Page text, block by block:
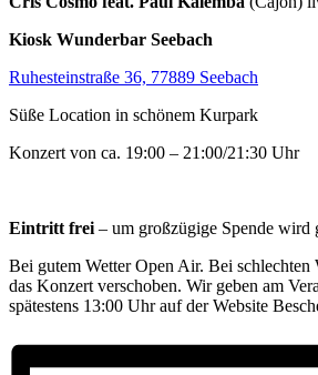
Kiosk Wunderbar Seebach
Ruhesteinstraße 36, 77889 Seebach
Süße Location in schönem Kurpark
Konzert von ca. 19:00 – 21:00/21:30 Uhr
Eintritt frei – um großzügige Spende wird
Bei gutem Wetter Open Air. Bei schlechten
das Konzert verschoben. Wir geben am
spätestens 13:00 Uhr auf der Website